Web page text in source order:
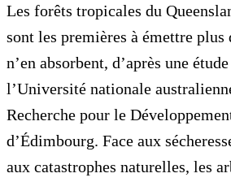
Les forêts tropicales du
sont les premières à émettre plus
n’en absorbent, d’après une
l’Université nationale
Recherche pour le
d’Édimbourg. Face aux
aux catastrophes naturelles, les